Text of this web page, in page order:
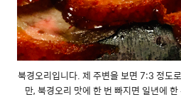
북경오리입니다. 제 주변을 보면 7:3 정도
만, 북경오리 맛에 한 번 빠지면 일년에